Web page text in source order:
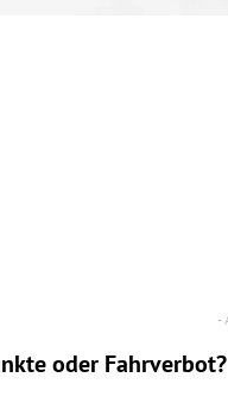
oder Fahrverbot?